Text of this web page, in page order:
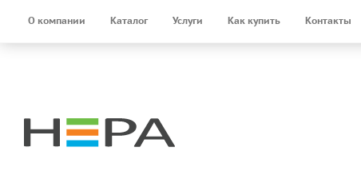
О компании Каталог Услуги Как купить Контакты